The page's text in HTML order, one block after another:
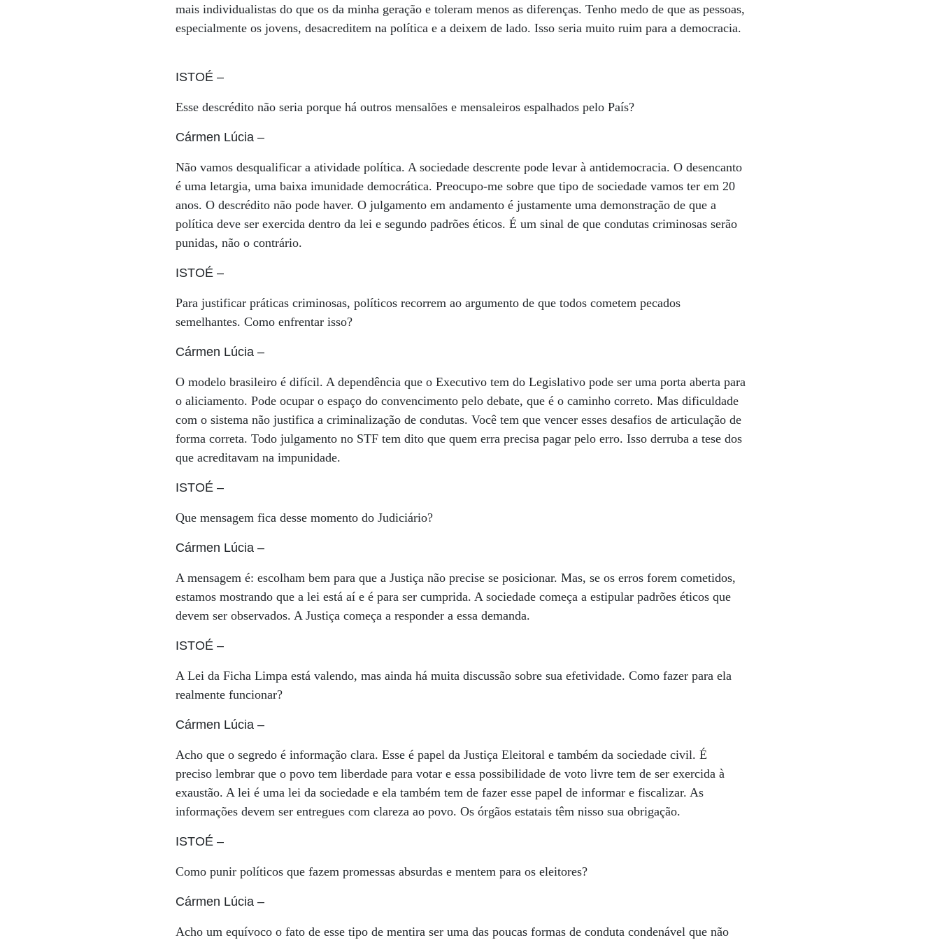
mais individualistas do que os da minha geração e toleram menos as diferenças. Tenho medo de que as pessoas,
especialmente os jovens, desacreditem na política e a deixem de lado. Isso seria muito ruim para a democracia.
ISTOÉ –
Esse descrédito não seria porque há outros mensalões e mensaleiros espalhados pelo País?
Cármen Lúcia –
Não vamos desqualificar a atividade política. A sociedade descrente pode levar à antidemocracia. O desencanto
é uma letargia, uma baixa imunidade democrática. Preocupo-me sobre que tipo de sociedade vamos ter em 20
anos. O descrédito não pode haver. O julgamento em andamento é justamente uma demonstração de que a
política deve ser exercida dentro da lei e segundo padrões éticos. É um sinal de que condutas criminosas serão
punidas, não o contrário.
ISTOÉ –
Para justificar práticas criminosas, políticos recorrem ao argumento de que todos cometem pecados
semelhantes. Como enfrentar isso?
Cármen Lúcia –
O modelo brasileiro é difícil. A dependência que o Executivo tem do Legislativo pode ser uma porta aberta para
o aliciamento. Pode ocupar o espaço do convencimento pelo debate, que é o caminho correto. Mas dificuldade
com o sistema não justifica a criminalização de condutas. Você tem que vencer esses desafios de articulação de
forma correta. Todo julgamento no STF tem dito que quem erra precisa pagar pelo erro. Isso derruba a tese dos
que acreditavam na impunidade.
ISTOÉ –
Que mensagem fica desse momento do Judiciário?
Cármen Lúcia –
A mensagem é: escolham bem para que a Justiça não precise se posicionar. Mas, se os erros forem cometidos,
estamos mostrando que a lei está aí e é para ser cumprida. A sociedade começa a estipular padrões éticos que
devem ser observados. A Justiça começa a responder a essa demanda.
ISTOÉ –
A Lei da Ficha Limpa está valendo, mas ainda há muita discussão sobre sua efetividade. Como fazer para ela
realmente funcionar?
Cármen Lúcia –
Acho que o segredo é informação clara. Esse é papel da Justiça Eleitoral e também da sociedade civil. É
preciso lembrar que o povo tem liberdade para votar e essa possibilidade de voto livre tem de ser exercida à
exaustão. A lei é uma lei da sociedade e ela também tem de fazer esse papel de informar e fiscalizar. As
informações devem ser entregues com clareza ao povo. Os órgãos estatais têm nisso sua obrigação.
ISTOÉ –
Como punir políticos que fazem promessas absurdas e mentem para os eleitores?
Cármen Lúcia –
Acho um equívoco o fato de esse tipo de mentira ser uma das poucas formas de conduta condenável que não